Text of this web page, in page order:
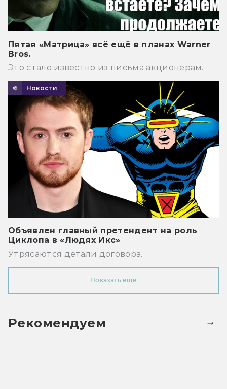
Пятая «Матрица» всё ещё в планах Warner
Bros.
Это стало известно из письма акционерам.
Новости
Объявлен главный претендент на роль
Циклопа в «Людях Икс»
Утрясаются детали договора.
Показать ещё
Рекомендуем